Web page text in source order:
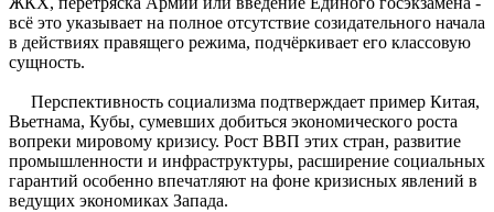
всё это указывает на полное отсутствие созидательного начала
в действиях правящего режима, подчёркивает его классовую
сущность.
Перспективность социализма подтверждает пример Китая,
Вьетнама, Кубы, сумевших добиться экономического роста
вопреки мировому кризису. Рост ВВП этих стран, развитие
промышленности и инфраструктуры, расширение социальных
гарантий особенно впечатляют на фоне кризисных явлений в
ведущих экономиках Запада.